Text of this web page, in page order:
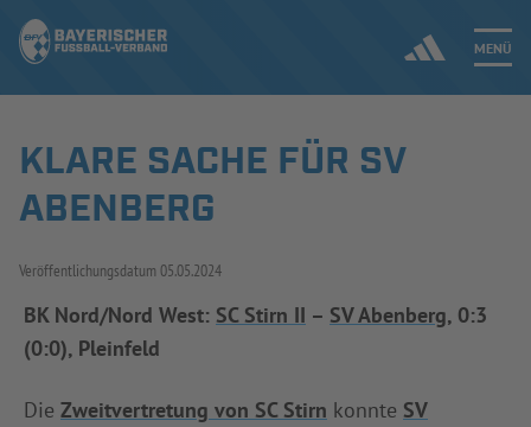
MENÜ
Jetzt einloggen
SPIELBETRIEB & VERBANDSLEBEN
AUSBILDUNG & FÖRDERUNG
KLARE SACHE FÜR SV
ABENBERG
Veröffentlichungsdatum 05.05.2024
BK Nord/Nord West: SC Stirn II – SV Abenberg, 0:3
(0:0), Pleinfeld
Die Zweitvertretung von SC Stirn konnte SV